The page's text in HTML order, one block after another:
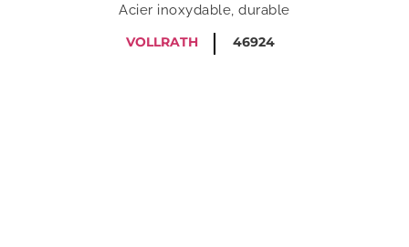
Acier inoxydable, durable
VOLLRATH
46924